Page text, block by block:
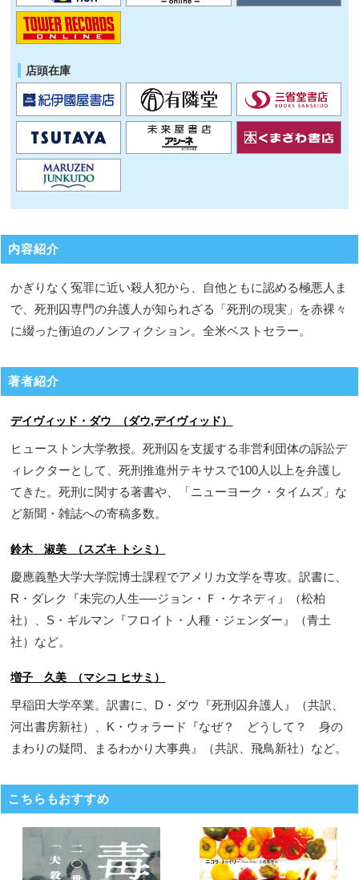
店頭在庫
内容紹介
かぎりなく冤罪に近い殺人犯から、自他ともに認める極悪人ま
で、死刑囚専門の弁護人が知られざる「死刑の現実」を赤裸々
に綴った衝迫のノンフィクション。全米ベストセラー。
著者紹介
デイヴィッド・ダウ （ダウ,デイヴィッド）
ヒューストン大学教授。死刑囚を支援する非営利団体の訴訟デ
ィレクターとして、死刑推進州テキサスで100人以上を弁護し
てきた。死刑に関する著書や、「ニューヨーク・タイムズ」な
ど新聞・雑誌への寄稿多数。
鈴木 淑美 （スズキ トシミ）
慶應義塾大学大学院博士課程でアメリカ文学を専攻。訳書に、
R・ダレク『未完の人生──ジョン・Ｆ・ケネディ』（松柏
社）、S・ギルマン『フロイト・人種・ジェンダー』（青土
社）など。
増子 久美 （マシコ ヒサミ）
早稲田大学卒業。訳書に、D・ダウ『死刑囚弁護人』（共訳、
河出書房新社）、K・ウォラード『なぜ？ どうして？ 身の
まわりの疑問、まるわかり大事典』（共訳、飛鳥新社）など。
こちらもおすすめ